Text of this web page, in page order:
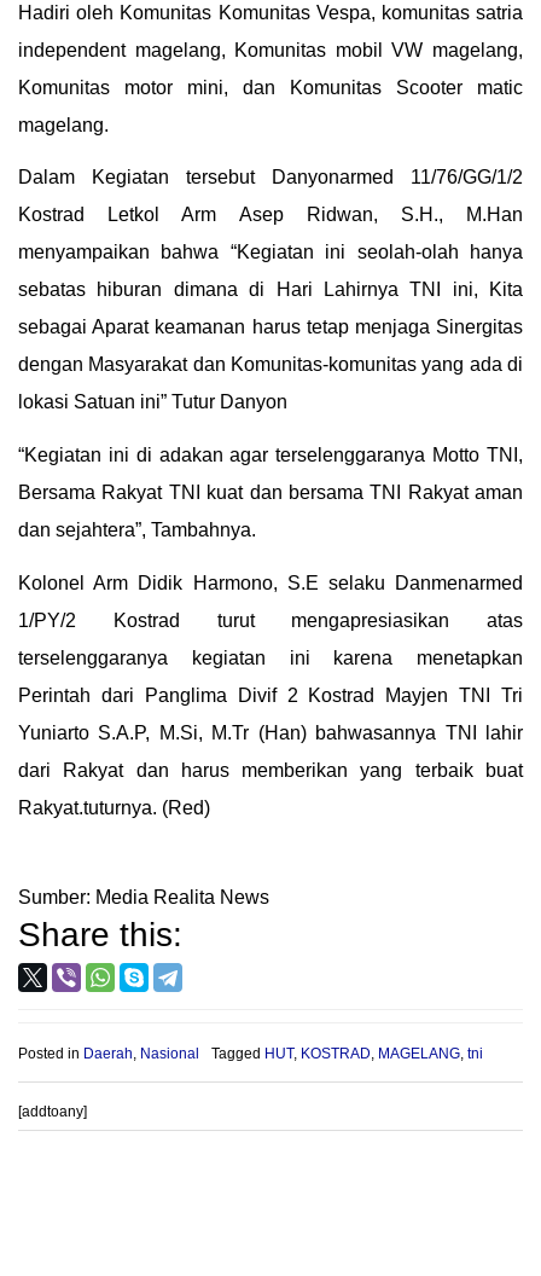
Hadiri oleh Komunitas Komunitas Vespa, komunitas satria
independent magelang, Komunitas mobil VW magelang,
Komunitas motor mini, dan Komunitas Scooter matic
magelang.
Dalam Kegiatan tersebut Danyonarmed 11/76/GG/1/2
Kostrad Letkol Arm Asep Ridwan, S.H., M.Han
menyampaikan bahwa “Kegiatan ini seolah-olah hanya
sebatas hiburan dimana di Hari Lahirnya TNI ini, Kita
sebagai Aparat keamanan harus tetap menjaga Sinergitas
dengan Masyarakat dan Komunitas-komunitas yang ada di
lokasi Satuan ini” Tutur Danyon
“Kegiatan ini di adakan agar terselenggaranya Motto TNI,
Bersama Rakyat TNI kuat dan bersama TNI Rakyat aman
dan sejahtera”, Tambahnya.
Kolonel Arm Didik Harmono, S.E selaku Danmenarmed
1/PY/2 Kostrad turut mengapresiasikan atas
terselenggaranya kegiatan ini karena menetapkan
Perintah dari Panglima Divif 2 Kostrad Mayjen TNI Tri
Yuniarto S.A.P, M.Si, M.Tr (Han) bahwasannya TNI lahir
dari Rakyat dan harus memberikan yang terbaik buat
Rakyat.tuturnya. (Red)
Sumber: Media Realita News
Share this:
Posted in Daerah Nasional Tagged HUT, KOSTRAD MAGELANG tni
[addtoany]